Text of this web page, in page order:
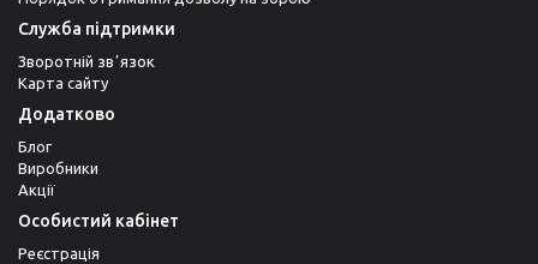
Служба підтримки
Зворотній звʼязок
Карта сайту
Додатково
Блог
Виробники
Акції
Особистий кабінет
Реєстрація